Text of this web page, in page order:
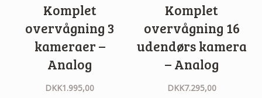
Komplet
overvågning 3
kameraer –
Analog
DKK1.995,00
Komplet
overvågning 16
udendørs kamera
– Analog
DKK7.295,00